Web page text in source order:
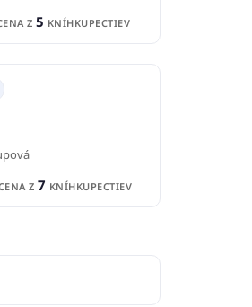
Z 5 KNÍHKUPECTIEV
Z 7 KNÍHKUPECTIEV